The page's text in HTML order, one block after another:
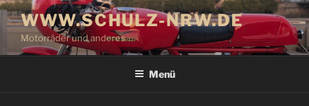
Zum
Inhalt
springen
WWW.SCHULZ-NRW.DE
Motorräder und anderes
Menü